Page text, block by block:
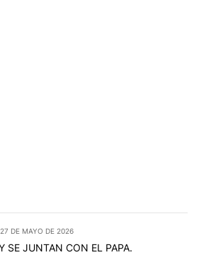
27 DE MAYO DE 2026
SE JUNTAN CON EL PAPA.